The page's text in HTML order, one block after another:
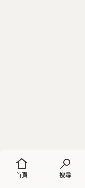
首頁 搜尋